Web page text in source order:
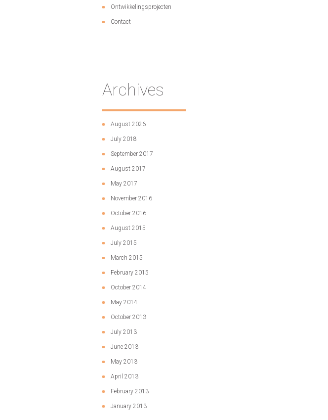
Ontwikkelingsprojecten
Contact
Archives
August 2026
July 2018
September 2017
August 2017
May 2017
November 2016
October 2016
August 2015
July 2015
March 2015
February 2015
October 2014
May 2014
October 2013
July 2013
June 2013
May 2013
April 2013
February 2013
January 2013